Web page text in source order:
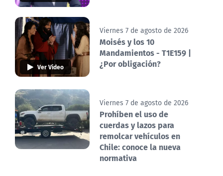
Ver Video
Viernes 7 de agosto de 2026
Moisés y los 10
Mandamientos - T1E159 |
¿Por obligación?
Viernes 7 de agosto de 2026
Prohíben el uso de
cuerdas y lazos para
remolcar vehículos en
Chile: conoce la nueva
normativa